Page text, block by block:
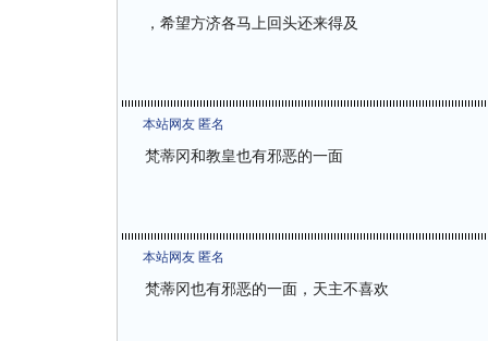
，希望方济各马上回头还来得及
本站网友 匿名
梵蒂冈和教皇也有邪恶的一面
本站网友 匿名
梵蒂冈也有邪恶的一面，天主不喜欢